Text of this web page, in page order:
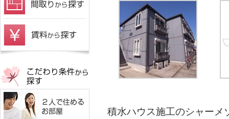
積水ハウス施工のシャーメ